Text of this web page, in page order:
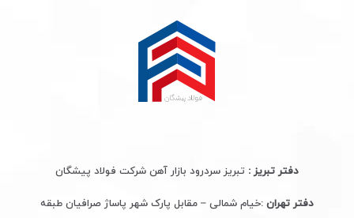
دفتر تبریز : تبریز سردرود بازار آهن شرکت فولاد پیشگان
دفتر تهران :خیام شمالی – مقابل پارک شهر پاساژ صرافیان طبقه